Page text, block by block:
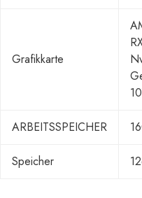
Grafikkarte
ARBEITSSPEICHER
Speicher